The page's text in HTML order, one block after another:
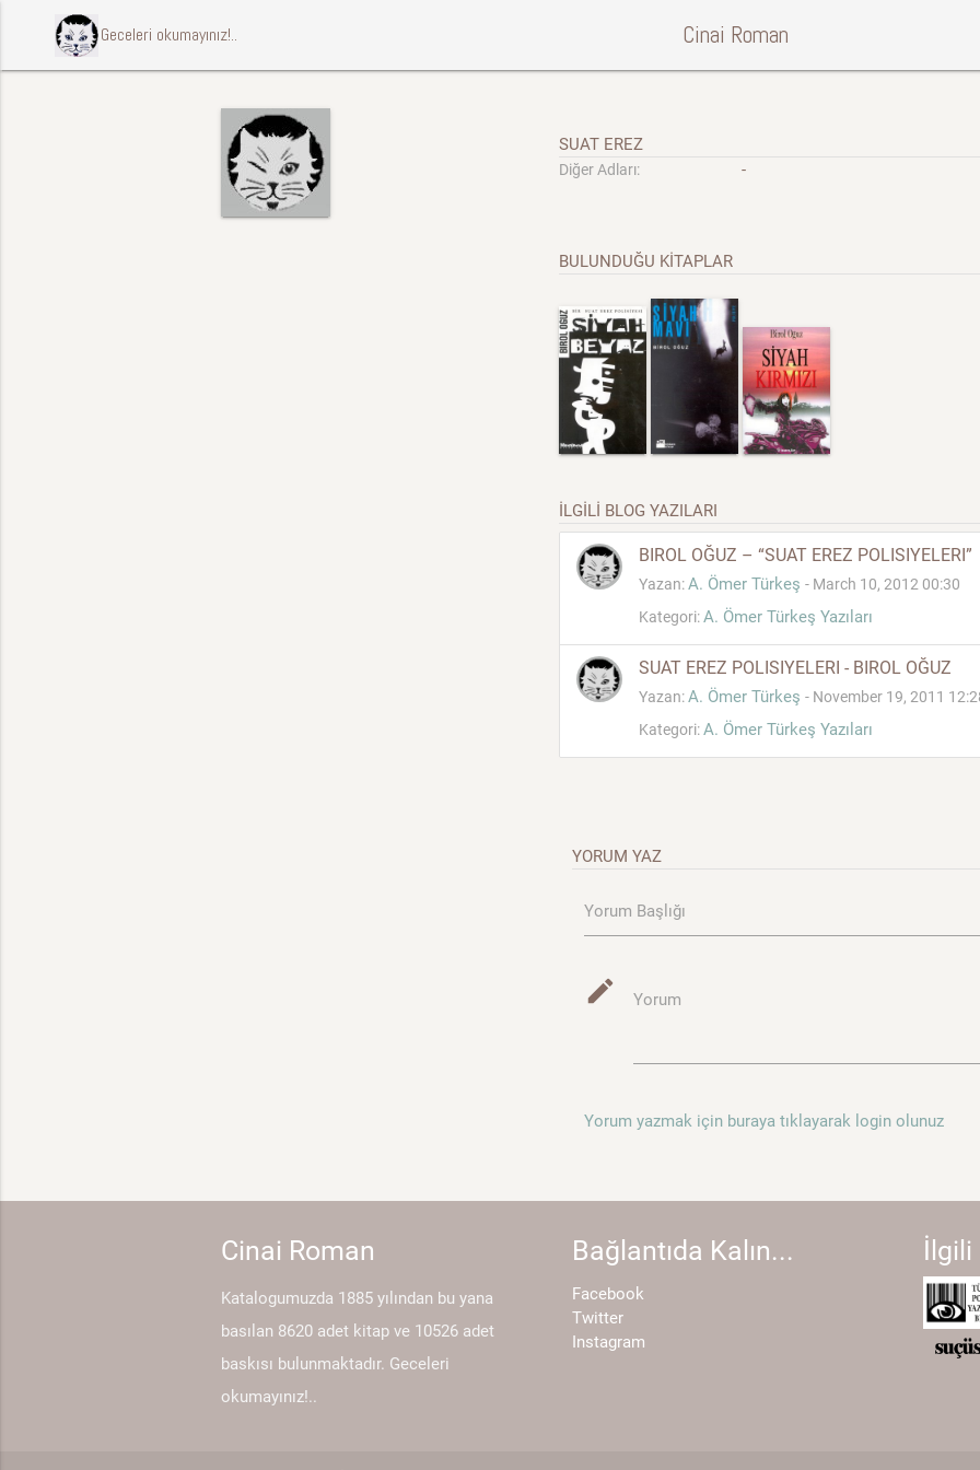
ccccci Geceleri okumayınız!.. Cinai Roman
SUAT EREZ
Diğer Adları: -
BULUNDUĞU KİTAPLAR
İLGİLİ BLOG YAZILARI
BIROL OĞUZ – “SUAT EREZ POLISIYELERI”
Yazan:A. Ömer Türkeş - March 10, 2012 00:30
Kategori:A. Ömer Türkeş Yazıları
SUAT EREZ POLISIYELERI - BIROL OĞUZ
Yazan:A. Ömer Türkeş - November 19, 2011
Kategori:A. Ömer Türkeş Yazıları
YORUM YAZ
Yorum Başlığı
mode_edit Yorum
Yorum yazmak için buraya tıklayarak login olunuz
Cinai Roman
Katalogumuzda 1885 yılından bu yana
basılan 8620 adet kitap ve 10526 adet
baskısı bulunmaktadır. Geceleri
okumayınız!..
Bağlantıda Kalın...
Facebook
Twitter
Instagram
İlgili